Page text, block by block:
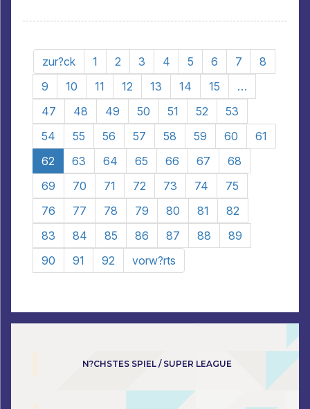
zur?ck 1 2 3 4 5 6 7
8
9
10 11 12 13 14 15
…
47
48 49 50 51 52
53
54
55 56 57 58 59 60
61
62
63 64 65 66 67
68
69
70 71 72 73 74
75
76
77 78 79 80 81
82
83
84 85 86 87 88
89
90
91 92 vorw?rts
N?CHSTES SPIEL / SUPER LEAGUE